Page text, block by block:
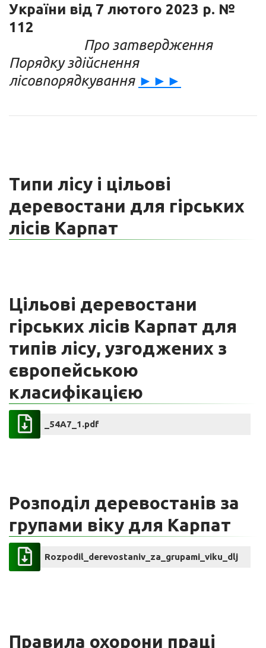
України від 7 лютого 2023 р. №
112
Про затвердження
Порядку здійснення
лісовпорядкування ►►►
Типи лісу і цільові
деревостани для гірських
лісів Карпат
Цільові деревостани
гірських лісів Карпат для
типів лісу, узгоджених з
європейською
класифікацією
_54A7_1.pdf
Розподіл деревостанів за
групами віку для Карпат
Правила охорони праці